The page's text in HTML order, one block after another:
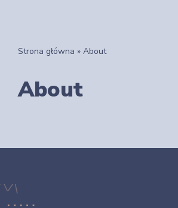
Strona główna » About
About